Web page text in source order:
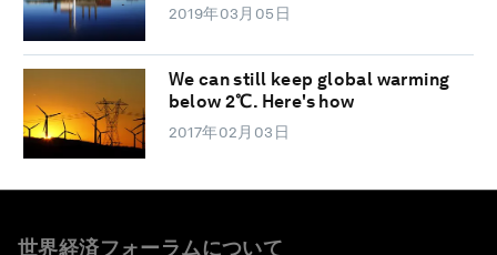
2019年03月05日
We can still keep global warming
below 2℃. Here's how
2017年02月03日
世界経済フォーラムについて